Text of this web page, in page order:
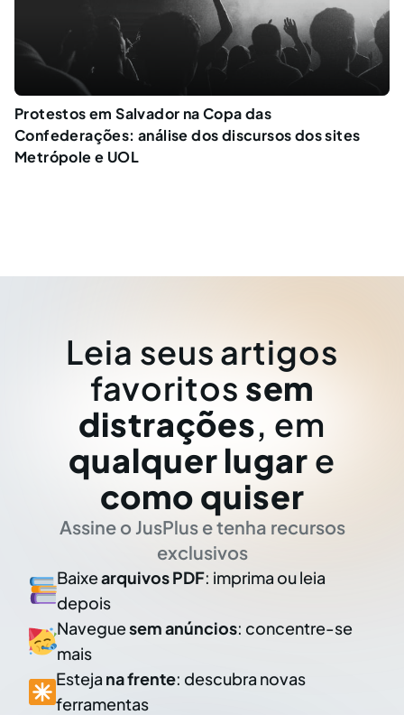
Protestos em Salvador na Copa das
Confederações: análise dos discursos dos sites
Metrópole e UOL
Leia seus artigos
favoritos sem
distrações, em
qualquer lugar e
como quiser
Assine o JusPlus e tenha recursos
exclusivos
Baixearquivos PDF: imprima ou leia
depois
Naveguesem anúncios: concentre-se
mais
Esteja na frente: descubra novas
ferramentas